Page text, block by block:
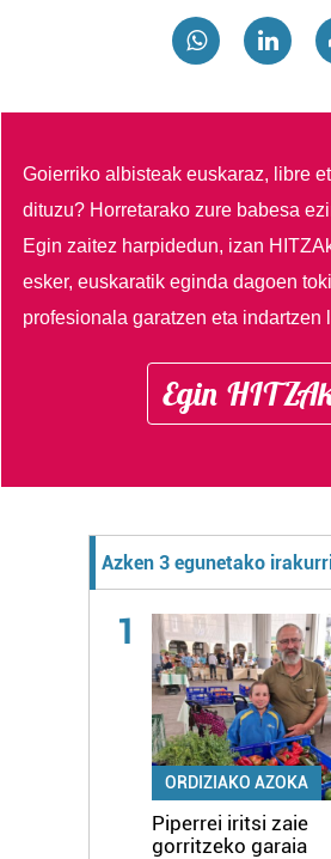
Goierriko albisteak euskaraz, libre
dituzu? Horretarako zure babesa
Egin zaitez harpidedun, izan
esker, euskaratik eginda dagoen
profesionala garatzen eta indartzen
Egin
Azken 3 egunetako
1
ORDIZIAKO AZOKA
Piperrei iritsi zaie
gorritzeko garaia